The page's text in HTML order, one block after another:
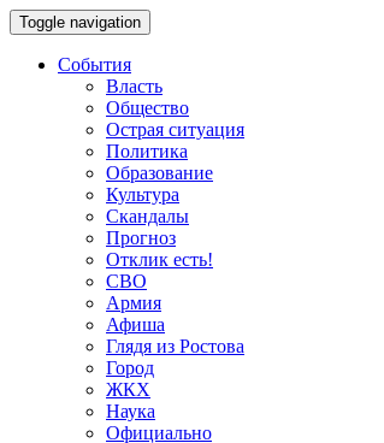
Toggle navigation
События
Власть
Общество
Острая ситуация
Политика
Образование
Культура
Скандалы
Прогноз
Отклик есть!
СВО
Армия
Афиша
Глядя из Ростова
Город
ЖКХ
Наука
Официально